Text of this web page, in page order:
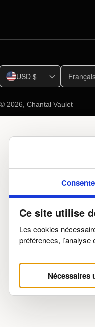
USD $
© 2026, Chantal Vaulet
Ce site utilise
Les cookies
préférences,
Nécessaires